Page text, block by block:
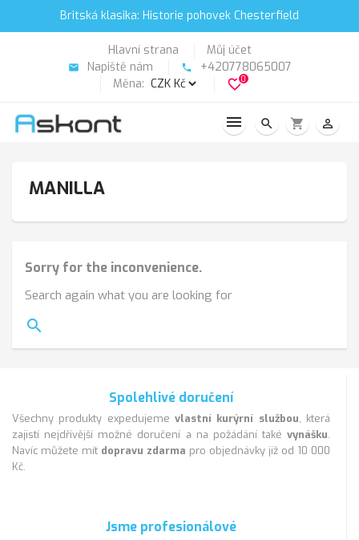
Britská klasika: Historie pohovek Chesterfield
Hlavní strana Můj účet
email Napiště nám phone
+420778065007
Měna:
favorite_border0
search shopping_cart person_outline
MANILLA
Sorry for the inconvenience.
Search again what you are looking for
search
Spolehlivé doručení
Všechny produkty expedujeme vlastní kurýrní službou, která
zajistí nejdřívější možné doručení a na požádání také vynášku.
Navíc můžete mít dopravu zdarma pro objednávky již od 10 000
Kč.
Jsme profesionálové